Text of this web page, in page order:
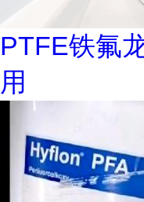
PTFE铁氟
用